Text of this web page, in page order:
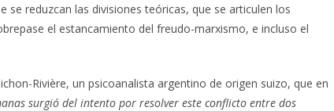
se reduzcan las divisiones teóricas, que se articulen los
el estancamiento del freudo-marxismo, e incluso el
Rivière, un psicoanalista argentino de origen suizo, que en
surgió del intento por resolver este conflicto entre dos